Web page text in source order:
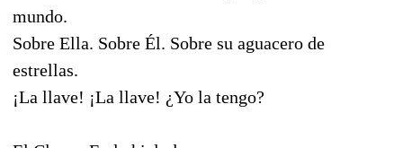
mundo.
Sobre Ella. Sobre Él. Sobre su aguacero de
estrellas.
¡La llave! ¡La llave! ¿Yo la tengo?